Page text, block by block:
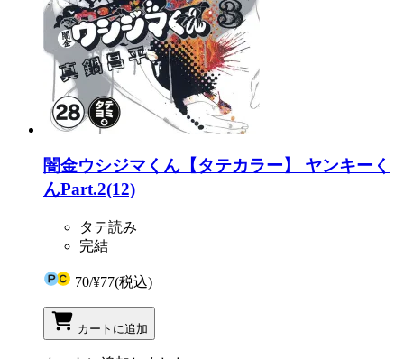
闇金ウシジマくん【タテカラー】 ヤンキーく
んPart.2(12)
タテ読み
完結
70/¥77(税込)
カートに追加